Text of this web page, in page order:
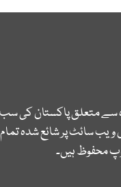
سے متعلق پاکستان کی
سائٹ پر شائع شدہ
محفوظ ہیں۔